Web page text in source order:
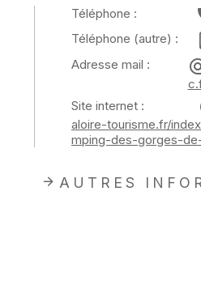
Téléphone :
Téléphone (autre) :
Adresse mail :
Site internet :
aloire-tourisme.fr/
mping-des-gorges-
AUTRES